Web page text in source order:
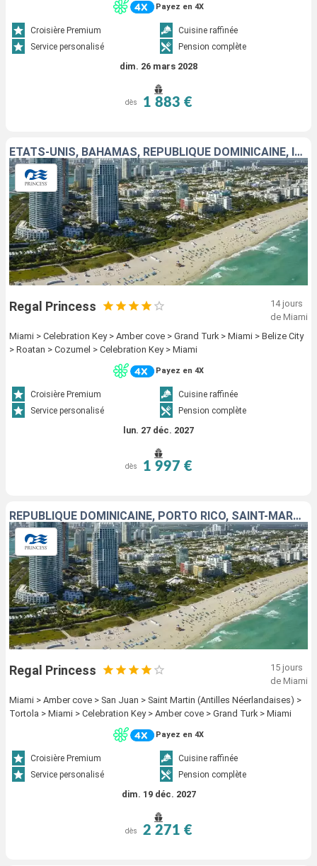
Payez en 4X
Croisière Premium
Cuisine raffinée
Service personalisé
Pension complète
dim. 26 mars 2028
dès 1 883 €
ÉTATS-UNIS, BAHAMAS, RÉPUBLIQUE DOMINICAINE, ÎLES TURQUES-ET-CAÏQUES, BELIZE, HONDURAS, MEXIQUE
Regal Princess
14 jours
de Miami
Miami > Celebration Key > Amber cove > Grand Turk > Miami > Belize City
> Roatan > Cozumel > Celebration Key > Miami
Payez en 4X
Croisière Premium
Cuisine raffinée
Service personalisé
Pension complète
lun. 27 déc. 2027
dès 1 997 €
RÉPUBLIQUE DOMINICAINE, PORTO RICO, SAINT-MARTIN, TORTOLA, ÉTATS-UNIS, BAHAMAS, ÎLES TURQUES-ET-CAÏQUES
Regal Princess
15 jours
de Miami
Miami > Amber cove > San Juan > Saint Martin (Antilles Néerlandaises) >
Tortola > Miami > Celebration Key > Amber cove > Grand Turk > Miami
Payez en 4X
Croisière Premium
Cuisine raffinée
Service personalisé
Pension complète
dim. 19 déc. 2027
dès 2 271 €